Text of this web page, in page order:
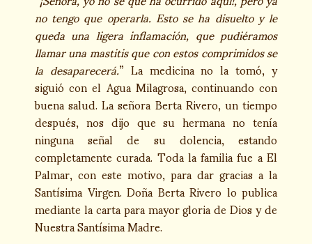
no tengo que operarla. Esto se ha disuelto y le
queda una ligera inflamación, que pudiéramos
llamar una mastitis que con estos comprimidos se
la desaparecerá.” La medicina no la tomó, y
siguió con el Agua Milagrosa, continuando con
buena salud. La señora Berta Rivero, un tiempo
después, nos dijo que su hermana no tenía
ninguna señal de su dolencia, estando
completamente curada. Toda la familia fue a El
Palmar, con este motivo, para dar gracias a la
Santísima Virgen. Doña Berta Rivero lo publica
mediante la carta para mayor gloria de Dios y de
Nuestra Santísima Madre.